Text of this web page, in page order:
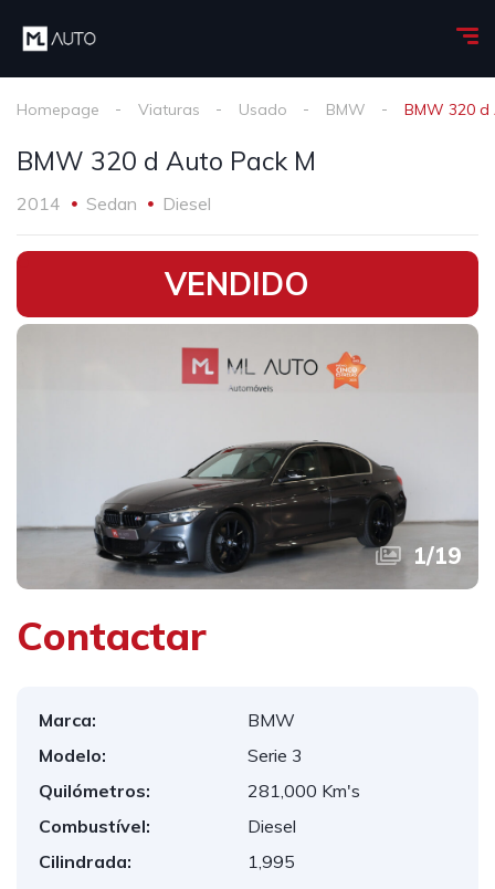
Homepage Viaturas Usado BMW BMW 320 d
BMW 320 d Auto Pack M
2014 Sedan Diesel
•
VENDIDO
1/19
Contactar
Marca:
BMW
Modelo:
Serie 3
Quilómetros:
281,000 Km's
Combustível:
Diesel
Cilindrada:
1,995